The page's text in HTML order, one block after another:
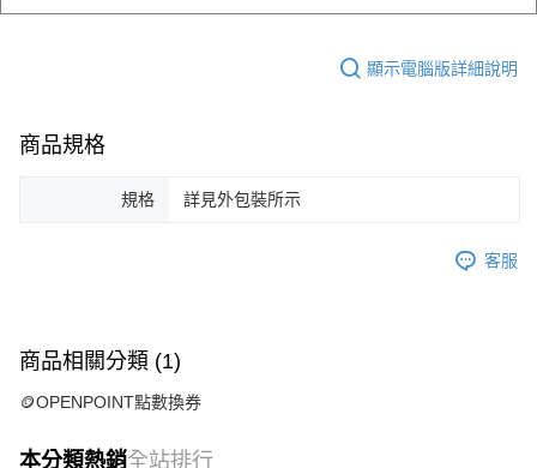
顯示電腦版詳細說明
商品規格
規格 詳見外包裝所示
客服
商品相關分類 (1)
🪙OPENPOINT點數換券
本分類熱銷全站排行